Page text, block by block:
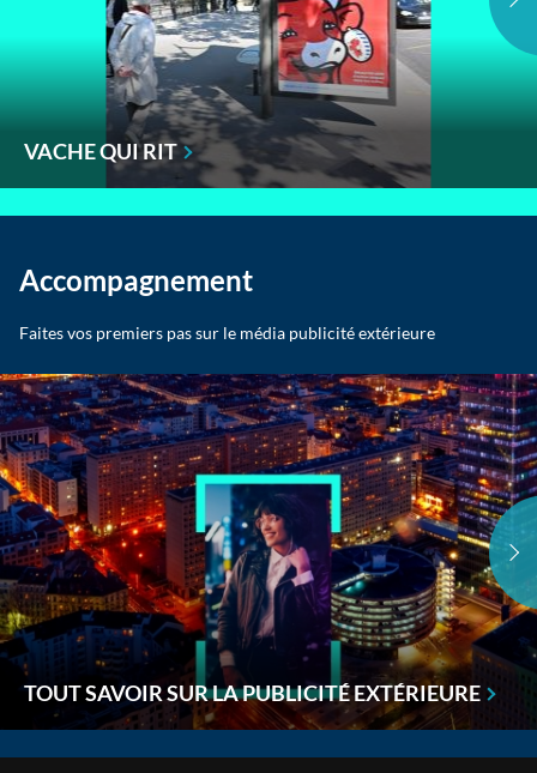
VACHE QUI RIT
Accompagnement
Faites vos premiers pas sur le média publicité extérieure
TOUT SAVOIR SUR LA PUBLICITÉ EXTÉRIEURE